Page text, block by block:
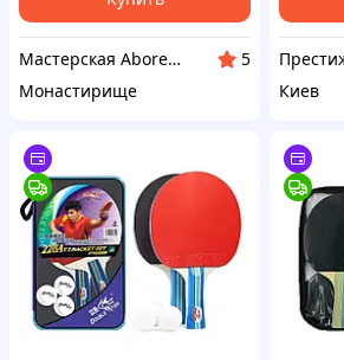
Мастерская Aborealis
5
Монастирище
Киев